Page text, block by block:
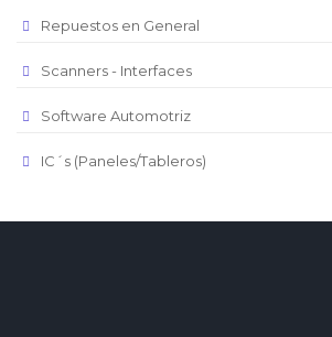
Repuestos en General
Scanners - Interfaces
Software Automotriz
IC´s (Paneles/Tableros)